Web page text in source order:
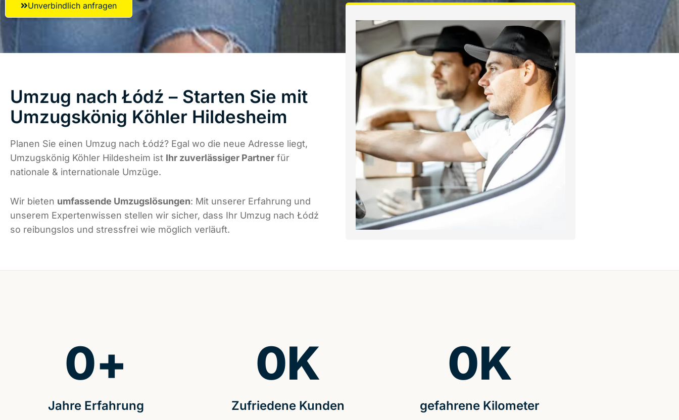
Unverbindlich anfragen
Umzug nach Łódź – Starten Sie mit
Umzugskönig Köhler Hildesheim
Planen Sie einen Umzug nach Łódź? Egal wo die neue Adresse liegt,
Umzugskönig Köhler Hildesheim ist Ihr zuverlässiger Partner für
nationale & internationale Umzüge.
Wir bieten umfassende Umzugslösungen: Mit unserer Erfahrung und
unserem Expertenwissen stellen wir sicher, dass Ihr Umzug nach Łódź
so reibungslos und stressfrei wie möglich verläuft.
Jahre Erfahrung
0+
Zufriedene Kunden
0K
gefahrene Kilometer
0K